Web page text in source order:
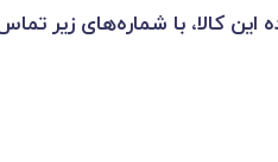
کالا، با شماره‌های زیر